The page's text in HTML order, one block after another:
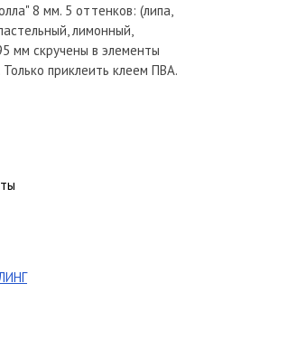
8 мм. 5 оттенков: (липа,
лимонный,
мм скручены в элементы
Только приклеить клеем ПВА.